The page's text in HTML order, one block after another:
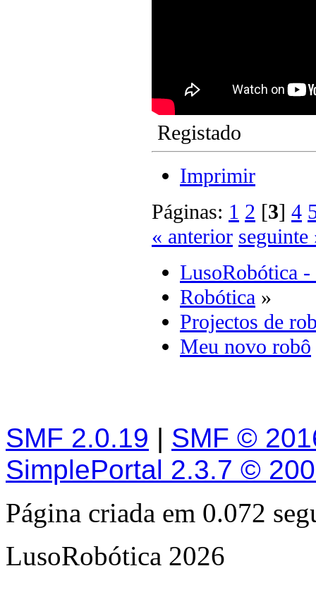
Registado
Imprimir
Páginas: 1 2 [3] 4
« anterior seguinte
LusoRobótica -
Robótica »
Projectos de
Meu novo robô
SMF 2.0.19 | SMF ©
SimplePortal 2.3.7 ©
Página criada em 0.072
LusoRobótica 2026